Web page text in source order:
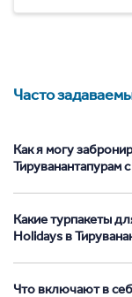
Часто
Как я могу
Тируванантапурам
Какие турпакеты
Holidays в
Что включают в